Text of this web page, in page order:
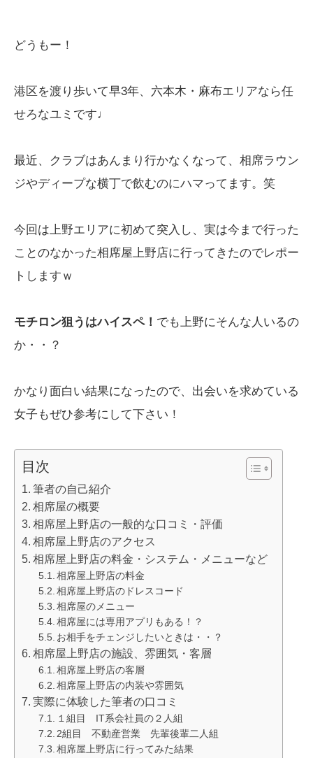
どうもー！
港区を渡り歩いて早3年、六本木・麻布エリアなら任
せろなユミです♩
最近、クラブはあんまり行かなくなって、相席ラウン
ジやディープな横丁で飲むのにハマってます。笑
今回は上野エリアに初めて突入し、実は今まで行った
ことのなかった相席屋上野店に行ってきたのでレポー
トしますｗ
モチロン狙うはハイスペ！ でも上野にそんな人いるの
か・・？
かなり面白い結果になったので、出会いを求めている
女子もぜひ参考にして下さい！
目次
筆者の自己紹介
相席屋の概要
相席屋上野店の一般的な口コミ・評価
相席屋上野店のアクセス
相席屋上野店の料金・システム・メニューなど
相席屋上野店の料金
相席屋上野店のドレスコード
相席屋のメニュー
相席屋には専用アプリもある！？
お相手をチェンジしたいときは・・？
相席屋上野店の施設、雰囲気・客層
相席屋上野店の客層
相席屋上野店の内装や雰囲気
実際に体験した筆者の口コミ
１組目 IT系会社員の２人組
2組目 不動産営業 先輩後輩二人組
相席屋上野店に行ってみた結果